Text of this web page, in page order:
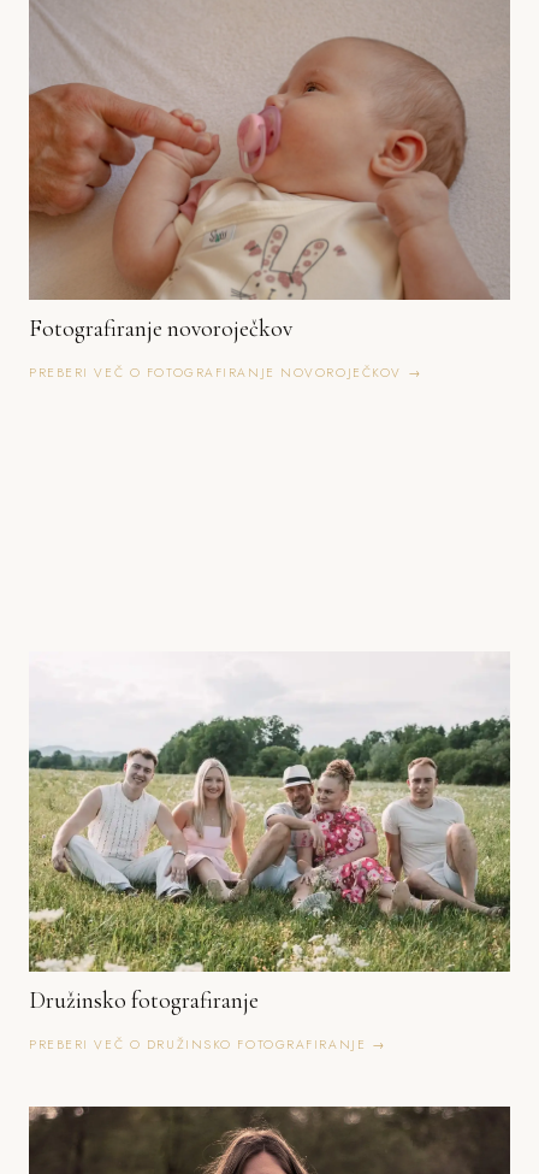
Fotografiranje novoroječkov
PREBERI VEČ O FOTOGRAFIRANJE NOVOROJEČKOV →
Družinsko fotografiranje
PREBERI VEČ O DRUŽINSKO FOTOGRAFIRANJE →